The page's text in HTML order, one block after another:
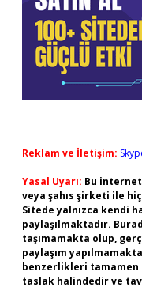
Reklam ve İletişim:
Yasal Uyarı: Bu
veya şahıs şirketi ile
Sitede yalnızca kendi
paylaşılmaktadır.
taşımamakta olup,
paylaşım
benzerlikleri
taslak halindedir ve